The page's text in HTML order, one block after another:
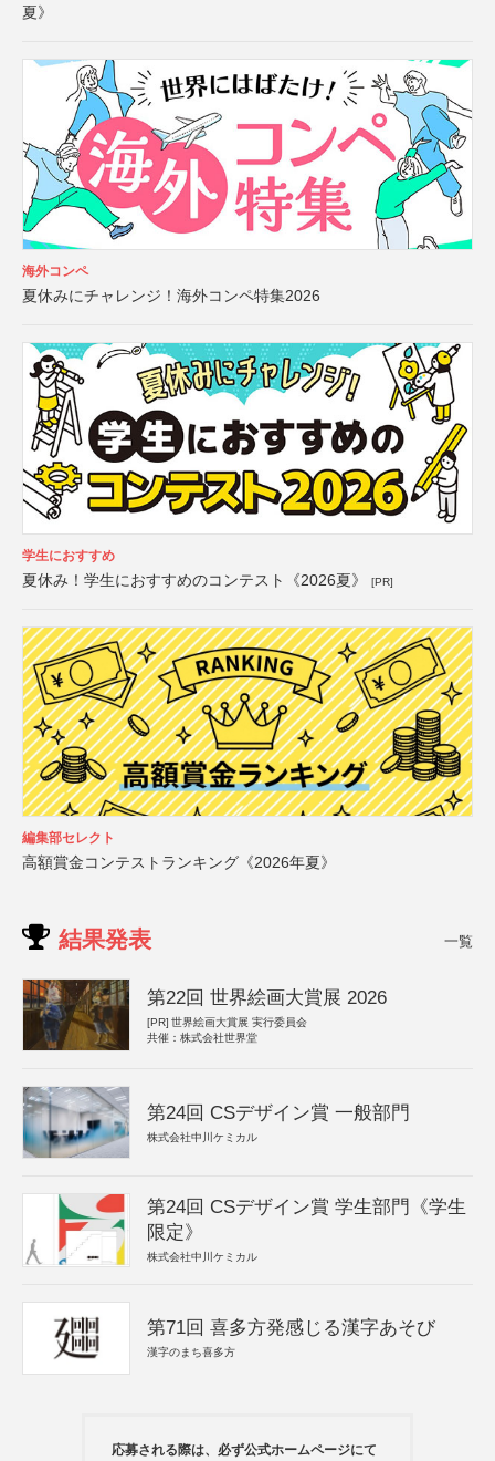
夏》
海外コンペ
夏休みにチャレンジ！海外コンペ特集2026
学生におすすめ
夏休み！学生におすすめのコンテスト《2026夏》 [PR]
編集部セレクト
高額賞金コンテストランキング《2026年夏》
結果発表 一覧
第22回 世界絵画大賞展 2026
[PR] 世界絵画大賞展 実行委員会
共催：株式会社世界堂
第24回 CSデザイン賞 一般部門
株式会社中川ケミカル
第24回 CSデザイン賞 学生部門《学生
限定》
株式会社中川ケミカル
第71回 喜多方発感じる漢字あそび
漢字のまち喜多方
応募される際は、必ず公式ホームページにて